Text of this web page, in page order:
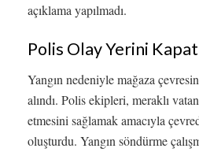
açıklama yapılmadı.
Polis Olay Yerini
Yangın nedeniyle mağaza
alındı. Polis ekipleri, meraklı
etmesini sağlamak amacıyla
oluşturdu. Yangın söndürme